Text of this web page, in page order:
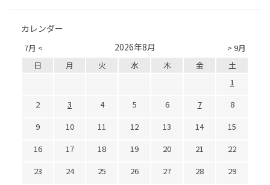
カレンダー
7月 < > 9月
2026年8月
日 月 火 水 木 金
土
1
2
3 4 5 6 7
8
9
10 11 12 13 14
15
16
17 18 19 20 21
22
23
24 25 26 27 28
29